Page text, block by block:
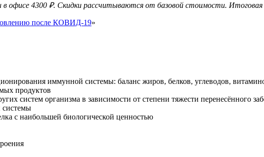
офисе 4300 ₽. Скидки рассчитываются от базовой стоимости. Итоговая
после КОВИД-19»
иммунной системы: баланс жиров, белков, углеводов,
продуктов
систем организма в зависимости от степени тяжести перенесённого
системы
с наибольшей биологической ценностью